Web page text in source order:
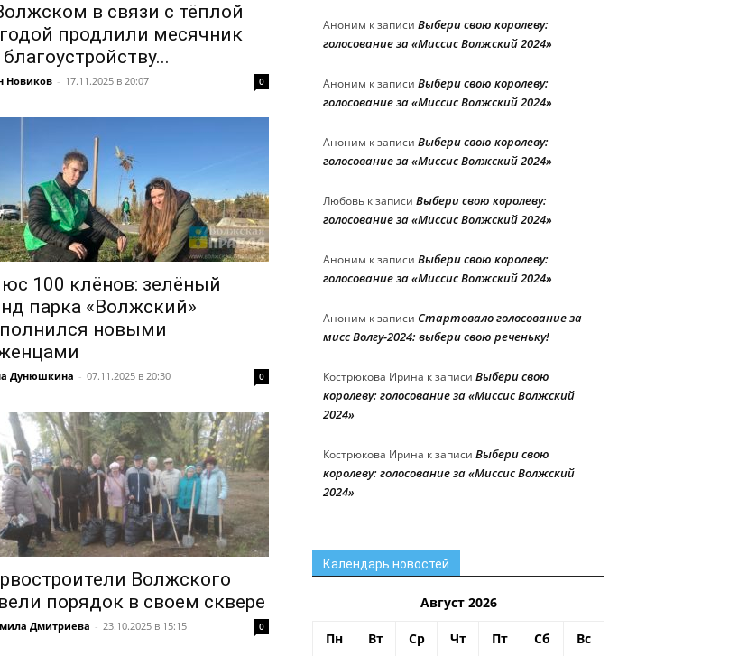
в связи с тёплой
продлили месячник
Новиков - 17.11.2025 в 20:07 0
100 клёнов: зелёный
парка «Волжский»
новыми
Дунюшкина - 07.11.2025 в 20:30 0
Волжского
порядок в своем сквере
Дмитриева - 23.10.2025 в 15:15 0
Аноним к записи Выбери свою королеву:
голосование за «Миссис Волжский 2024»
Аноним к записи Выбери свою королеву:
голосование за «Миссис Волжский 2024»
Аноним к записи Выбери свою королеву:
голосование за «Миссис Волжский 2024»
Любовь к записи Выбери свою королеву:
голосование за «Миссис Волжский 2024»
Аноним к записи Выбери свою королеву:
голосование за «Миссис Волжский 2024»
Аноним к записи Стартовало голосование за
мисс Волгу-2024: выбери свою реченьку!
Кострюкова Ирина к записи Выбери свою
королеву: голосование за «Миссис Волжский
2024»
Кострюкова Ирина к записи Выбери свою
королеву: голосование за «Миссис Волжский
2024»
Календарь новостей
Август 2026
Пн Вт Ср Чт Пт Сб Вс